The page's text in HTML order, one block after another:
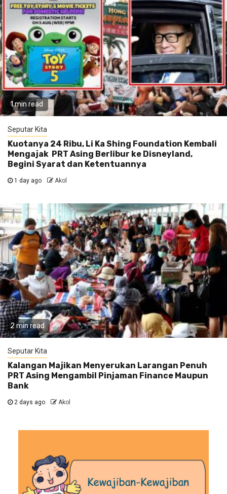
1 min read
Seputar Kita
Kuotanya 24 Ribu, Li Ka Shing Foundation Kembali
Mengajak PRT Asing Berlibur ke Disneyland,
Begini Syarat dan Ketentuannya
1 day ago Akol
2 min read
Seputar Kita
Kalangan Majikan Menyerukan Larangan Penuh
PRT Asing Mengambil Pinjaman Finance Maupun
Bank
2 days ago Akol